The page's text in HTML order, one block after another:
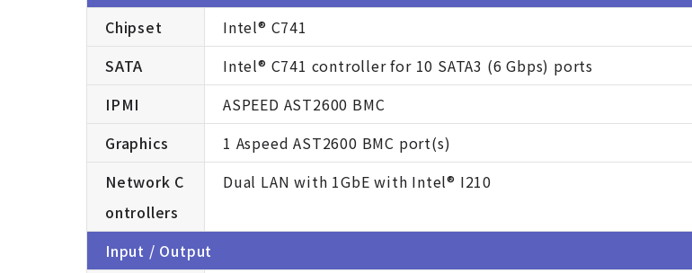
Chipset
Intel® C741
SATA
Intel® C741 controller for 10 SATA3 (6 Gbps) ports
IPMI
ASPEED AST2600 BMC
Graphics
1 Aspeed AST2600 BMC port(s)
Network C
ontrollers
Dual LAN with 1GbE with Intel® I210
Input / Output